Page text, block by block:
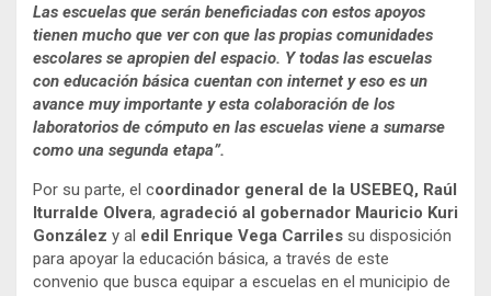
Las escuelas que serán beneficiadas con estos apoyos
tienen mucho que ver con que las propias comunidades
escolares se apropien del espacio. Y todas las escuelas
con educación básica cuentan con internet y eso es un
avance muy importante y esta colaboración de los
laboratorios de cómputo en las escuelas viene a sumarse
como una segunda etapa”.
Por su parte, el coordinador general de la USEBEQ, Raúl
Iturralde Olvera, agradeció al gobernador Mauricio Kuri
González y al edil Enrique Vega Carriles su disposición
para apoyar la educación básica, a través de este
convenio que busca equipar a escuelas en el municipio de